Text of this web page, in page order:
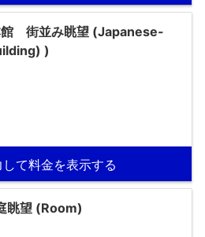
館 街並み眺望 (Japanese-
)
て料金を表示する
眺望 (Room)